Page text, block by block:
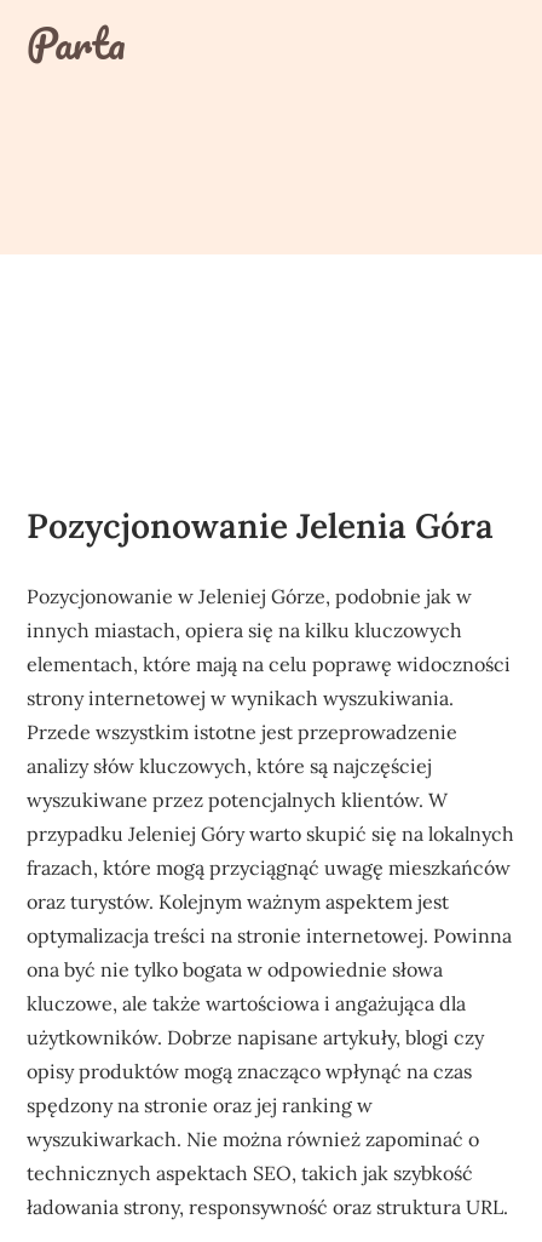
contentParta
Pozycjonowanie Jelenia Góra
Pozycjonowanie w Jeleniej Górze, podobnie jak w
innych miastach, opiera się na kilku kluczowych
elementach, które mają na celu poprawę widoczności
strony internetowej w wynikach wyszukiwania.
Przede wszystkim istotne jest przeprowadzenie
analizy słów kluczowych, które są najczęściej
wyszukiwane przez potencjalnych klientów. W
przypadku Jeleniej Góry warto skupić się na lokalnych
frazach, które mogą przyciągnąć uwagę mieszkańców
oraz turystów. Kolejnym ważnym aspektem jest
optymalizacja treści na stronie internetowej. Powinna
ona być nie tylko bogata w odpowiednie słowa
kluczowe, ale także wartościowa i angażująca dla
użytkowników. Dobrze napisane artykuły, blogi czy
opisy produktów mogą znacząco wpłynąć na czas
spędzony na stronie oraz jej ranking w
wyszukiwarkach. Nie można również zapominać o
technicznych aspektach SEO, takich jak szybkość
ładowania strony, responsywność oraz struktura URL.